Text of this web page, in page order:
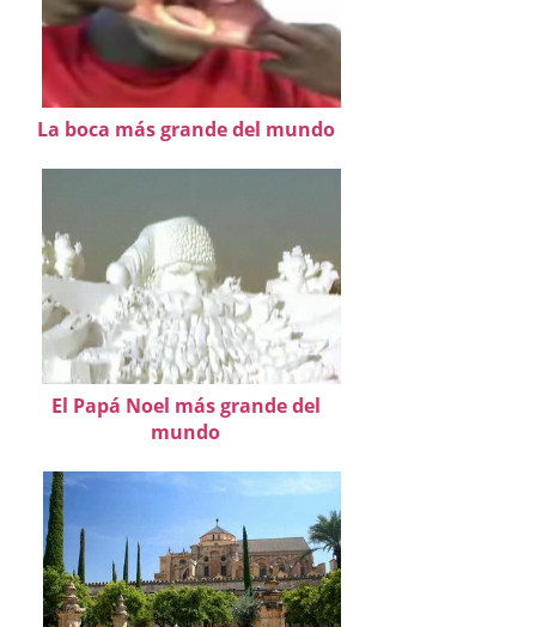
La boca más grande del mundo
El Papá Noel más grande del
mundo